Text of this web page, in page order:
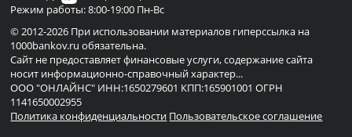
Режим работы: 8:00-19:00 Пн-Вс
© 2012-2026 При использовании материалов гиперссылка на
1000bankov.ru обязательна.
Сайт не предоставляет финансовые услуги, содержание сайта
носит информационно-справочный характер...
ООО "ОНЛАЙНС" ИНН:1650279601 КПП:165901001 ОГРН
1141650002955
Политика конфиденциальности Пользовательское соглашение